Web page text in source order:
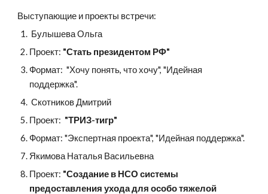
Выступающие и проекты встречи:
Булышева Ольга
Проект: "Стать президентом РФ"
Формат:  "Хочу понять, что хочу", "Идейная
поддержка".
Скотников Дмитрий
Проект: "ТРИЗ-тигр"
Формат: "Экспертная проекта", "Идейная поддержка".
Якимова Наталья Васильевна
Проект: "Создание в НСО системы
предоставления ухода для особо тяжелой